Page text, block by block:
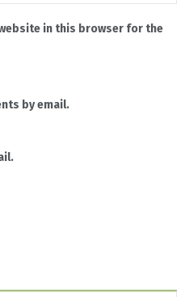
in this browser for the
by email.